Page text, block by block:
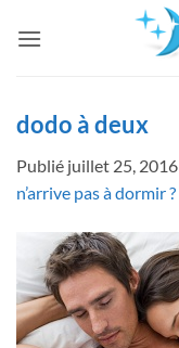
dodo à deux
Publié juillet 25, 2016
n’arrive pas à dormir ?